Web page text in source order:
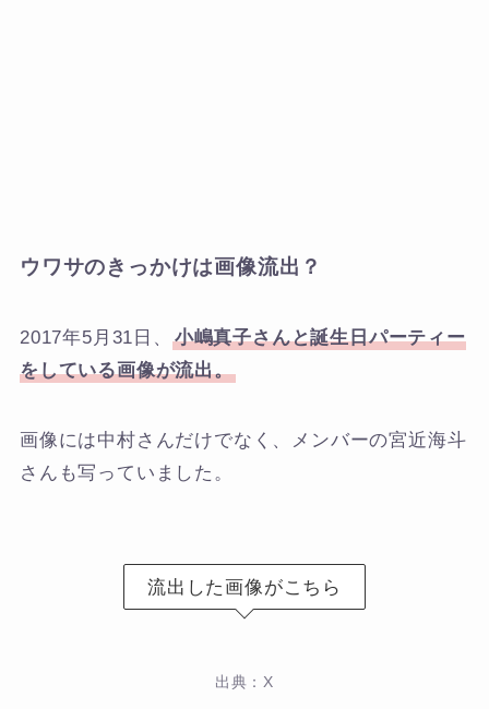
ウワサのきっかけは画像流出？
2017年5月31日、
小嶋真子さんと誕生日パーティー
をしている画像が流出。
画像には中村さんだけでなく、メンバーの宮近海斗
さんも写っていました。
流出した画像がこちら
出典：X